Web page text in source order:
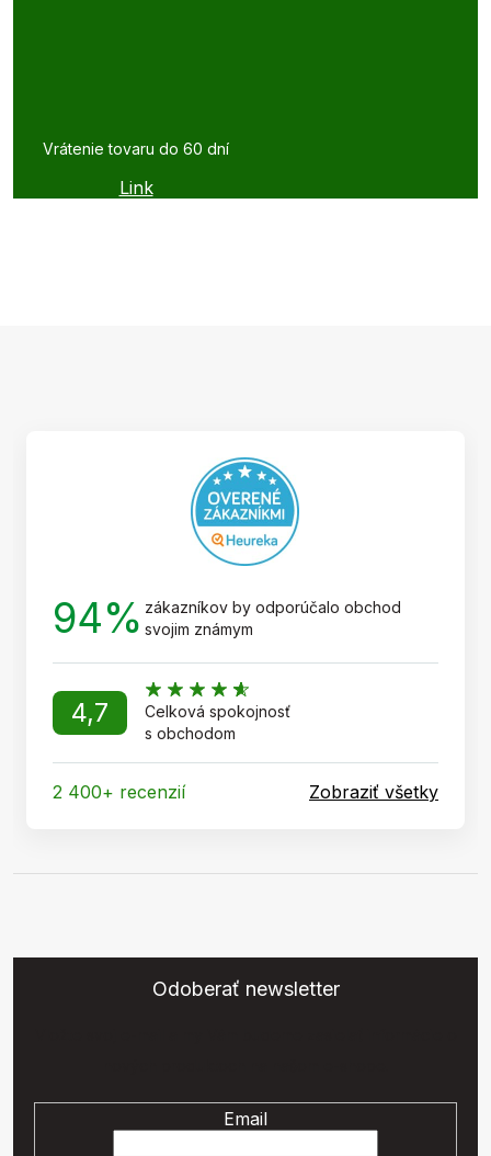
Vrátenie tovaru do 60 dní
Link
94% zákazníkov by odporúčalo obchod
svojim známym
4,7
Celková spokojnosť
s obchodom
2 400+ recenzií Zobraziť všetky
Odoberať newsletter
Email